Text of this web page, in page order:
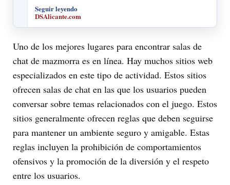
Seguir leyendo
DSAlicante.com
Uno de los mejores lugares para encontrar salas de
chat de mazmorra es en línea. Hay muchos sitios web
especializados en este tipo de actividad. Estos sitios
ofrecen salas de chat en las que los usuarios pueden
conversar sobre temas relacionados con el juego. Estos
sitios generalmente ofrecen reglas que deben seguirse
para mantener un ambiente seguro y amigable. Estas
reglas incluyen la prohibición de comportamientos
ofensivos y la promoción de la diversión y el respeto
entre los usuarios.